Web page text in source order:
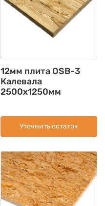
12мм плита OSB-3
Калевала
2500х1250мм
Уточнить остаток